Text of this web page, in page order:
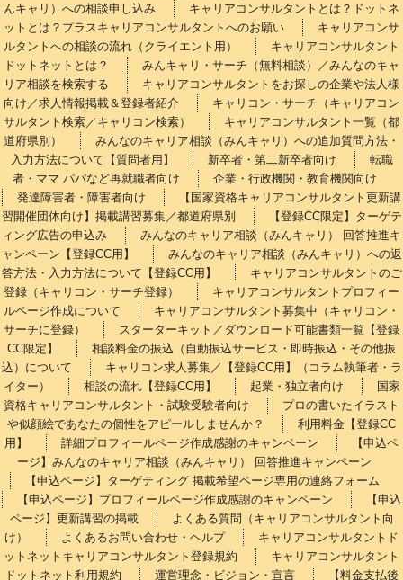
んキャリ）への相談申し込み
キャリアコンサルタントとは？ドットネ
ットとは？プラスキャリアコンサルタントへのお願い
キャリアコンサ
ルタントへの相談の流れ（クライエント用）
キャリアコンサルタント
ドットネットとは？
みんキャリ・サーチ（無料相談）／みんなのキャ
リア相談を検索する
キャリアコンサルタントをお探しの企業や法人様
向け／求人情報掲載＆登録者紹介
キャリコン・サーチ（キャリアコン
サルタント検索／キャリコン検索）
キャリアコンサルタント一覧（都
道府県別）
みんなのキャリア相談（みんキャリ）への追加質問方法・
入力方法について【質問者用】
新卒者・第二新卒者向け
転職
者・ママ パパなど再就職者向け
企業・行政機関・教育機関向け
発達障害者・障害者向け
【国家資格キャリアコンサルタント更新講
習開催団体向け】掲載講習募集／都道府県別
【登録CC限定】ターゲテ
ィング広告の申込み
みんなのキャリア相談（みんキャリ） 回答推進キ
ャンペーン【登録CC用】
みんなのキャリア相談（みんキャリ）への返
答方法・入力方法について【登録CC用】
キャリアコンサルタントのご
登録（キャリコン・サーチ登録）
キャリアコンサルタントプロフィー
ルページ作成について
キャリアコンサルタント募集中（キャリコン・
サーチに登録）
スターターキット／ダウンロード可能書類一覧【登録
CC限定】
相談料金の振込（自動振込サービス・即時振込・その他振
込）について
キャリコン求人募集／【登録CC用】（コラム執筆者・ラ
イター）
相談の流れ【登録CC用】 起業・独立者向け
国家
資格キャリアコンサルタント・試験受験者向け
プロの書いたイラスト
や似顔絵であなたの個性をアピールしませんか？
利用料金【登録CC
用】
詳細プロフィールページ作成感謝のキャンペーン
【申込ペ
ージ】みんなのキャリア相談（みんキャリ） 回答推進キャンペーン
【申込ページ】ターゲティング 掲載希望ページ専用の連絡フォーム
【申込ページ】プロフィールページ作成感謝のキャンペーン
【申込
ページ】更新講習の掲載
よくある質問（キャリアコンサルタント向
け）
よくあるお問い合わせ・ヘルプ
キャリアコンサルタントド
ットネットキャリアコンサルタント登録規約
キャリアコンサルタント
ドットネット利用規約
運営理念・ビジョン・宣言 【料金支払後